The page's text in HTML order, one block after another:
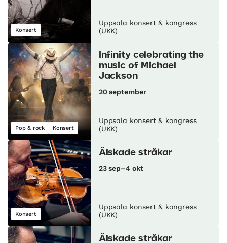
Konsert
Uppsala konsert & kongress
(UKK)
Pop & rock Konsert
Infinity celebrating the
music of Michael
Jackson
20 september
Uppsala konsert & kongress
(UKK)
Konsert
Älskade stråkar
23 sep–4 okt
Uppsala konsert & kongress
(UKK)
Älskade stråkar